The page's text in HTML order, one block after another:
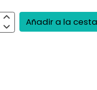
Añadir a la cesta